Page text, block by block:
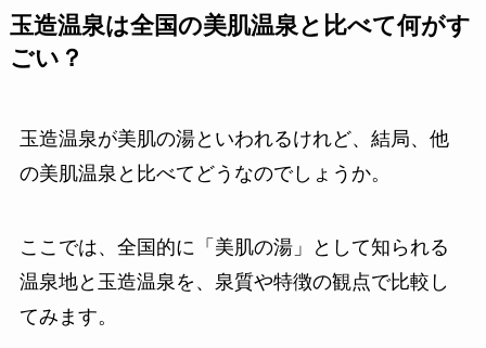
玉造温泉は全国の美肌温泉と比べて何がす
ごい？
玉造温泉が美肌の湯といわれるけれど、結局、他
の美肌温泉と比べてどうなのでしょうか。
ここでは、全国的に「美肌の湯」として知られる
温泉地と玉造温泉を、泉質や特徴の観点で比較し
てみます。